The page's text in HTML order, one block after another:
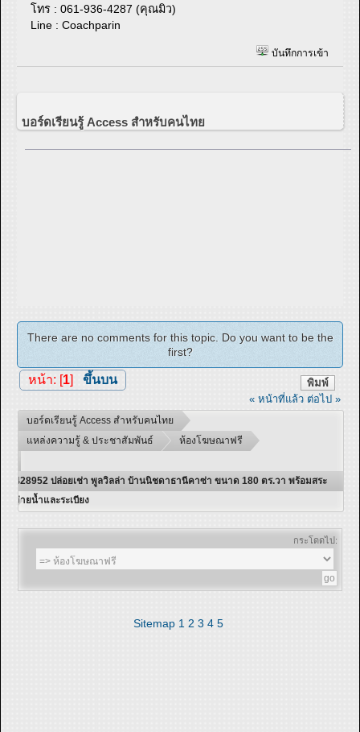
โทร : 061-936-4287 (คุณมิว)
Line : Coachparin
บันทึกการเข้า
บอร์ดเรียนรู้ Access สำหรับคนไทย
There are no comments for this topic. Do you want to be the
first?
พิมพ์
หน้า: [ 1] ขึ้นบน
« หน้าที่แล้ว ต่อไป »
บอร์ดเรียนรู้ Access สำหรับคนไทย
แหล่งความรู้ & ประชาสัมพันธ์
ห้องโฆษณาฟรี
428952 ปล่อยเช่า พูลวิลล่า บ้านนิชดาธานีคาซ่า ขนาด 180 ตร.วา พร้อมสระ
ว่ายน้ำและระเบียง
กระโดดไป:
Sitemap 1 2 3 4 5